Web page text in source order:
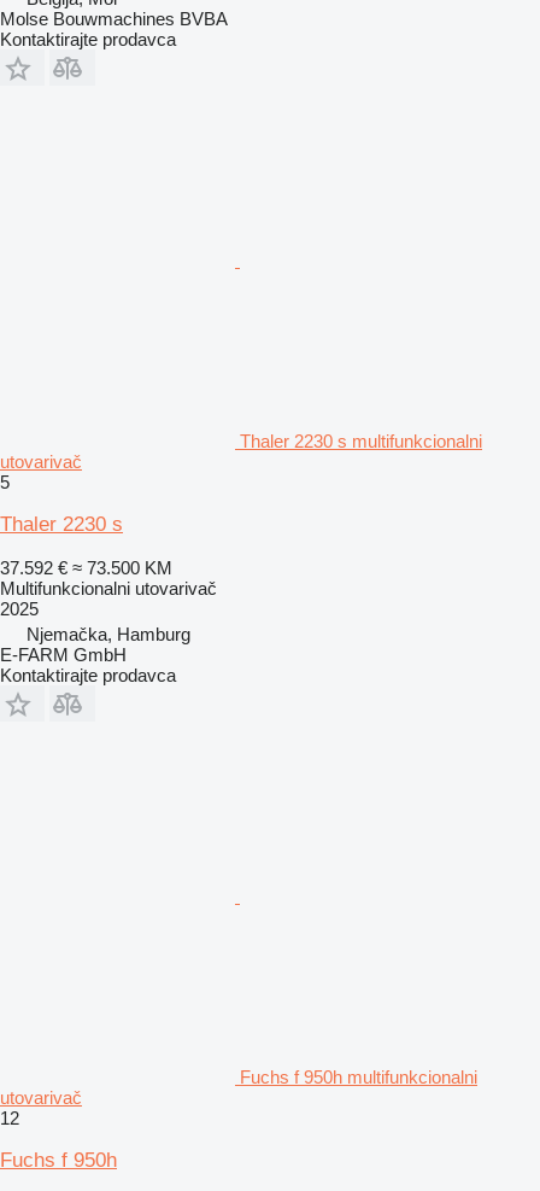
Molse Bouwmachines BVBA
Kontaktirajte prodavca
Thaler 2230 s multifunkcionalni
utovarivač
5
Thaler 2230 s
37.592 € ≈ 73.500 KM
Multifunkcionalni utovarivač
2025
Njemačka, Hamburg
E-FARM GmbH
Kontaktirajte prodavca
Fuchs f 950h multifunkcionalni
utovarivač
12
Fuchs f 950h